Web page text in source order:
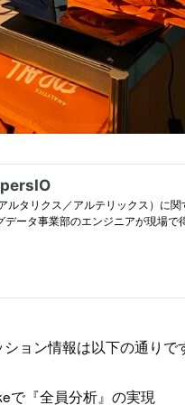
ョン情報は以下の通りで
で『全員分析』の実現